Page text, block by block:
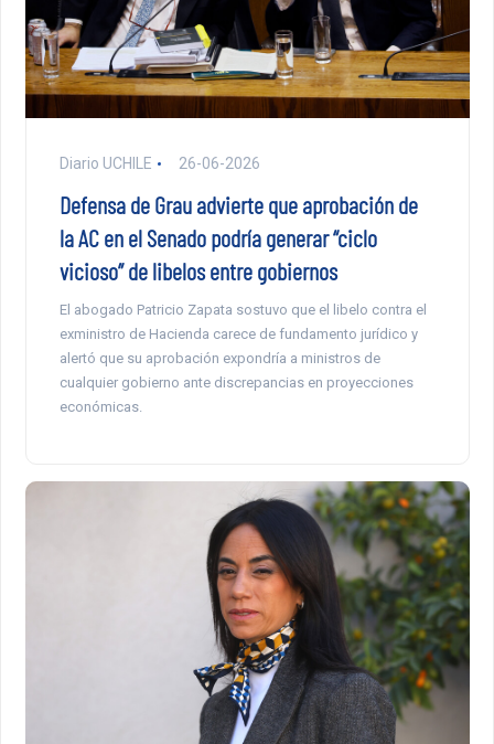
Diario UCHILE 26-06-2026
Defensa de Grau advierte que aprobación de
la AC en el Senado podría generar “ciclo
vicioso” de libelos entre gobiernos
El abogado Patricio Zapata sostuvo que el libelo contra el
exministro de Hacienda carece de fundamento jurídico y
alertó que su aprobación expondría a ministros de
cualquier gobierno ante discrepancias en proyecciones
económicas.